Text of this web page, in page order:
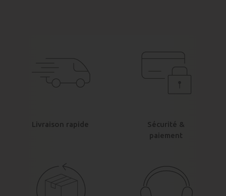
Livraison rapide
Sécurité &
paiement